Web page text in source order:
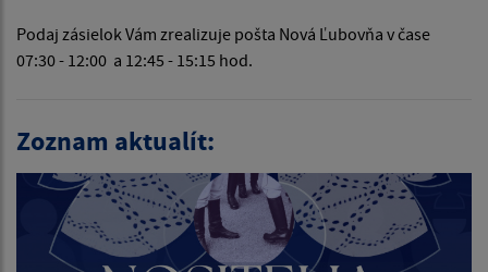
Podaj zásielok Vám zrealizuje pošta Nová Ľubovňa v čase
07:30 - 12:00 a 12:45 - 15:15 hod.
Zoznam aktualít: